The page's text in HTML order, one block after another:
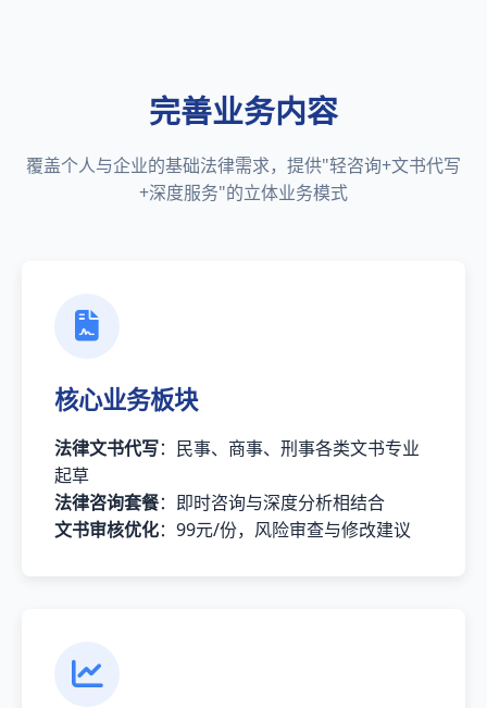
完善业务内容
覆盖个人与企业的基础法律需求，提供"轻咨询+文书代写
+深度服务"的立体业务模式
核心业务板块
法律文书代写：民事、商事、刑事各类文书专业
起草
法律咨询套餐：即时咨询与深度分析相结合
文书审核优化：99元/份，风险审查与修改建议